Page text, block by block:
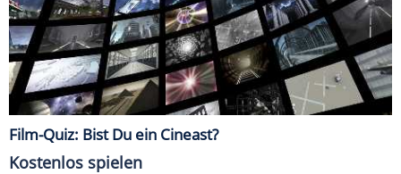
Film-Quiz: Bist Du ein Cineast?
Kostenlos spielen